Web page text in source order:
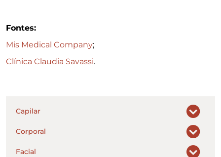
Fontes:
Mis Medical Company;
Clínica Claudia Savassi.
Capilar
Corporal
Facial